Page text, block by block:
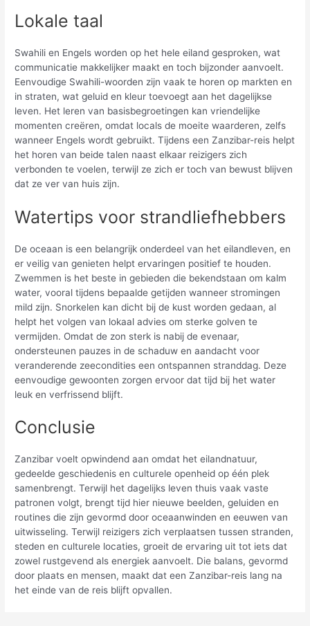
Lokale taal
Swahili en Engels worden op het hele eiland gesproken, wat
communicatie makkelijker maakt en toch bijzonder aanvoelt.
Eenvoudige Swahili-woorden zijn vaak te horen op markten en
in straten, wat geluid en kleur toevoegt aan het dagelijkse
leven. Het leren van basisbegroetingen kan vriendelijke
momenten creëren, omdat locals de moeite waarderen, zelfs
wanneer Engels wordt gebruikt. Tijdens een Zanzibar-reis helpt
het horen van beide talen naast elkaar reizigers zich
verbonden te voelen, terwijl ze zich er toch van bewust blijven
dat ze ver van huis zijn.
Watertips voor strandliefhebbers
De oceaan is een belangrijk onderdeel van het eilandleven, en
er veilig van genieten helpt ervaringen positief te houden.
Zwemmen is het beste in gebieden die bekendstaan om kalm
water, vooral tijdens bepaalde getijden wanneer stromingen
mild zijn. Snorkelen kan dicht bij de kust worden gedaan, al
helpt het volgen van lokaal advies om sterke golven te
vermijden. Omdat de zon sterk is nabij de evenaar,
ondersteunen pauzes in de schaduw en aandacht voor
veranderende zeecondities een ontspannen stranddag. Deze
eenvoudige gewoonten zorgen ervoor dat tijd bij het water
leuk en verfrissend blijft.
Conclusie
Zanzibar voelt opwindend aan omdat het eilandnatuur,
gedeelde geschiedenis en culturele openheid op één plek
samenbrengt. Terwijl het dagelijks leven thuis vaak vaste
patronen volgt, brengt tijd hier nieuwe beelden, geluiden en
routines die zijn gevormd door oceaanwinden en eeuwen van
uitwisseling. Terwijl reizigers zich verplaatsen tussen stranden,
steden en culturele locaties, groeit de ervaring uit tot iets dat
zowel rustgevend als energiek aanvoelt. Die balans, gevormd
door plaats en mensen, maakt dat een Zanzibar-reis lang na
het einde van de reis blijft opvallen.